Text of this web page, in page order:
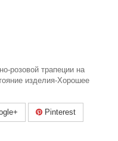
розовой трапеции на
изделия-Хорошее
Pinterest